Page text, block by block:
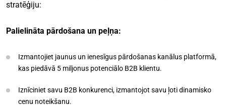
stratēģiju:
Palielināta pārdošana un peļņa:
Izmantojiet jaunus un ienesīgus pārdošanas kanālus platformā,
kas piedāvā 5 miljonus potenciālo B2B klientu.
Iznīciniet savu B2B konkurenci, izmantojot savu ļoti dinamisko
cenu noteikšanu.